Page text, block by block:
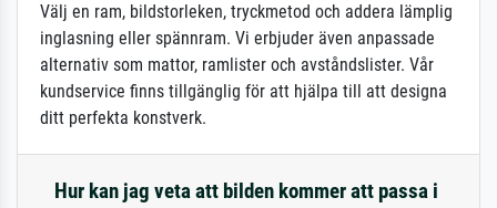
Välj en ram, bildstorleken, tryckmetod och addera lämplig
inglasning eller spännram. Vi erbjuder även anpassade
alternativ som mattor, ramlister och avståndslister. Vår
kundservice finns tillgänglig för att hjälpa till att designa
ditt perfekta konstverk.
Hur kan jag veta att bilden kommer att passa i